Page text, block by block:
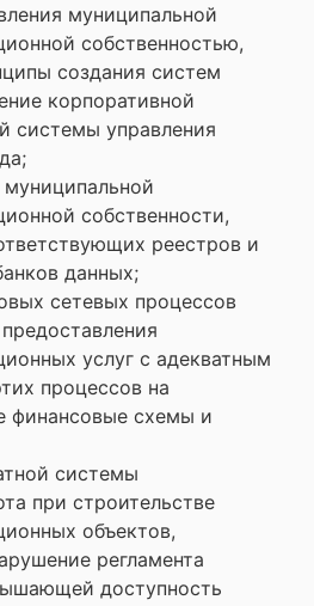
муниципальной
собственностью,
создания систем
корпоративной
системы управления
муниципальной
собственности,
реестров и
данных;
сетевых процессов
услуг с адекватным
процессов на
финансовые схемы и
системы
при строительстве
объектов,
регламента
доступность